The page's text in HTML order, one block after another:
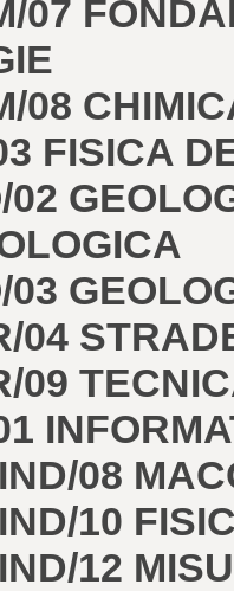
07
08
FISICA
02
03
04
09
08
10
12